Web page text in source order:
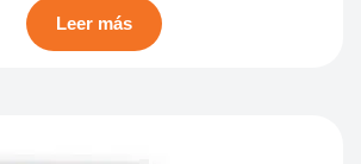
Leer más